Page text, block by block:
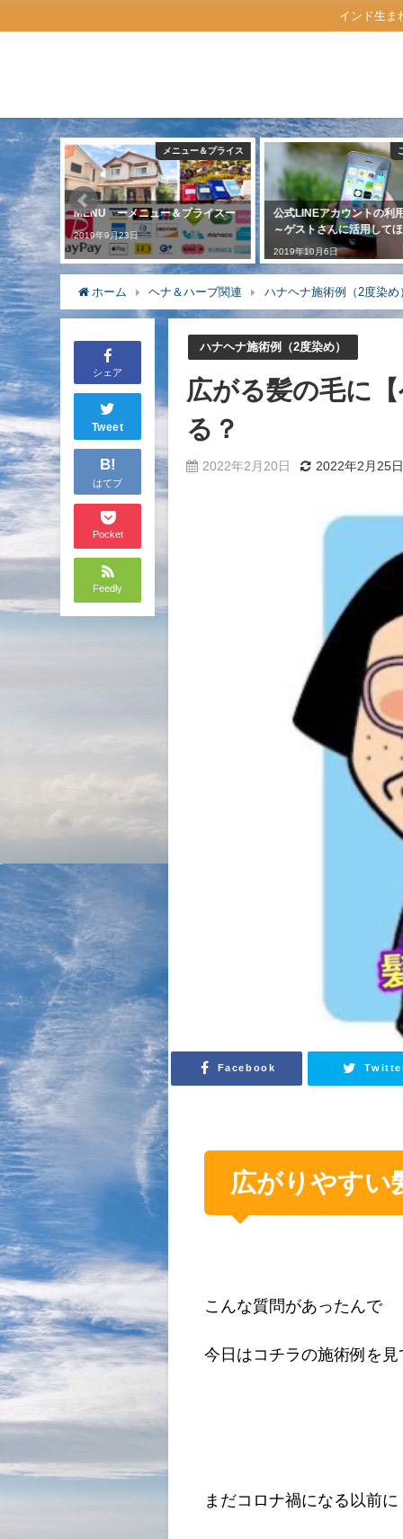
インド生ま
自己紹介 メニュー＆プライス
MENU ーメニュー＆プライスー
2019年9月23日
公式LINEアカウントの
～ゲストさんに活用して
2019年10月6日
ホーム ヘナ＆ハーブ関連 ハナヘナ施術例（2度染め
シェア
Tweet
B!
はてブ
Pocket
Feedly
ハナヘナ施術例（2度染め）
広がる髪の毛に
る？
2022年2月20日 2022年2月25
Facebook
広がりやすい
こんな質問があったんで
今日はコチラの施術例を
まだコロナ禍になる以前に